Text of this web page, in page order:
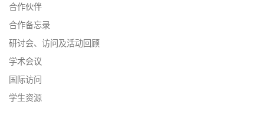
合作伙伴
合作备忘录
研讨会、访问及活动回顾
学术会议
国际访问
学生资源